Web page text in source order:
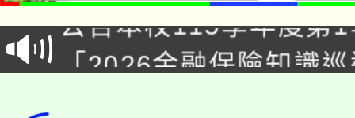
公告本校115學年度第
代理(課)教師甄選結果
「2026金融保險知識